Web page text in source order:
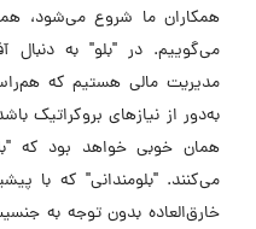
همکاران ما شروع می‌شود،
می‌گوییم. در "بلو" به دنبال
مدیریت مالی هستیم که
به‌دور از نیازهای بروکراتیک
همان خوبی خواهد بود که
می‌کنند. "بلومندانی" که با
خارق‌العاده بدون توجه به